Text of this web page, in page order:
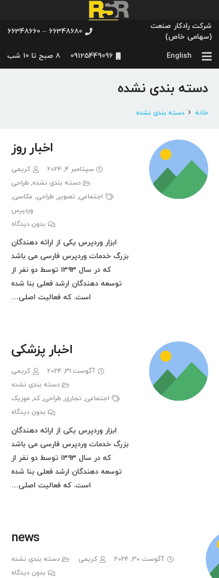
شرکت رادکار صنعت
(سهامی خاص)
66348680 – 66348660
English
09125449096 8 صبح تا 10 شب
دسته بندی نشده
خانه دسته بندی نشده
اخبار روز
سپتامبر 4, 2024
کریمی
دسته بندی نشده,طراحی
اجتماعی, تصویر,طراحی, عکاسی,
وردپرس
بدون دیدگاه
ابزار وردپرس یکی از ارائه دهندگان
بزرگ خدمات وردپرس فارسی می باشد
که در سال ۱۳۹۳ توسط دو نفر از
توسعه دهندگان ارشد فعلی بنا شده
است. که فعالیت اصلی…
اخبار پزشکی
آگوست 31, 2024
کریمی
دسته بندی نشده
اجتماعی, تجاری,طراحی,کد,موزیک
بدون دیدگاه
ابزار وردپرس یکی از ارائه دهندگان
بزرگ خدمات وردپرس فارسی می باشد
که در سال ۱۳۹۳ توسط دو نفر از
توسعه دهندگان ارشد فعلی بنا شده
است. که فعالیت اصلی…
news
آگوست 30, 2024 کریمی
دسته بندی نشده
بدون دیدگاه